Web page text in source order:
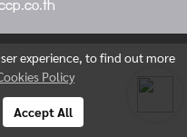
experience, to find out more
Policy
Accept All